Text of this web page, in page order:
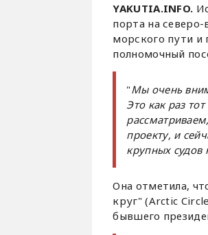
YAKUTIA.INFO.
порта на
морского пути и
полномочный
"Мы очень
Это как раз
проекту, и
крупных судов
Она отметила,
круг" (Arctic
бывшего